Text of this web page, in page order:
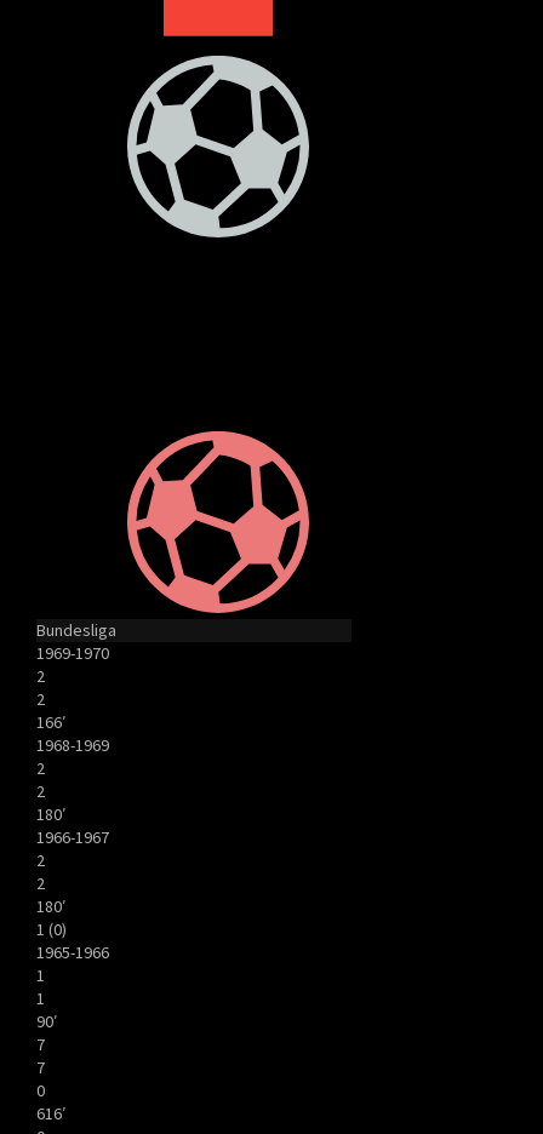
Bundesliga
1969-1970
2
2
166′
1968-1969
2
2
180′
1966-1967
2
2
180′
1 (0)
1965-1966
1
1
90′
7
7
0
616′